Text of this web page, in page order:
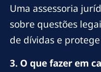
Uma assessoria
sobre questões
de dívidas e
3. O que fazer em